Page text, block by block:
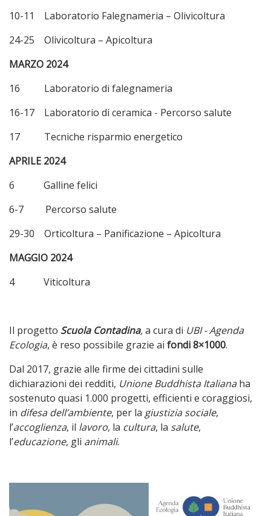
10-11 Laboratorio Falegnameria – Olivicoltura
24-25 Olivicoltura – Apicoltura
MARZO 2024
16 Laboratorio di falegnameria
16-17 Laboratorio di ceramica - Percorso salute
17 Tecniche risparmio energetico
APRILE 2024
6 Galline felici
6-7 Percorso salute
29-30 Orticoltura – Panificazione – Apicoltura
MAGGIO 2024
4 Viticoltura
Il progetto Scuola Contadina,a cura di UBI - Agenda
Ecologia, è reso possibile grazie ai fondi 8×1000.
Dal 2017, grazie alle firme dei cittadini sulle
dichiarazioni dei redditi, Unione Buddhista Italianaha
sostenuto quasi 1.000 progetti, efficienti e coraggiosi,
in difesa dell’ambiente, per la giustizia sociale,
l’accoglienza, il lavoro, la cultura, la salute,
l’educazione, gli animali.